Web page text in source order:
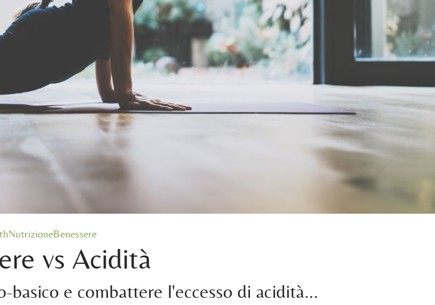
vs Acidità
basico e combattere l'eccesso di acidità…